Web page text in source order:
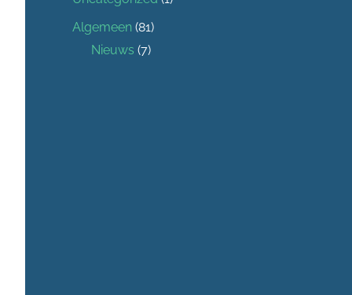
Algemeen (81)
Nieuws (7)